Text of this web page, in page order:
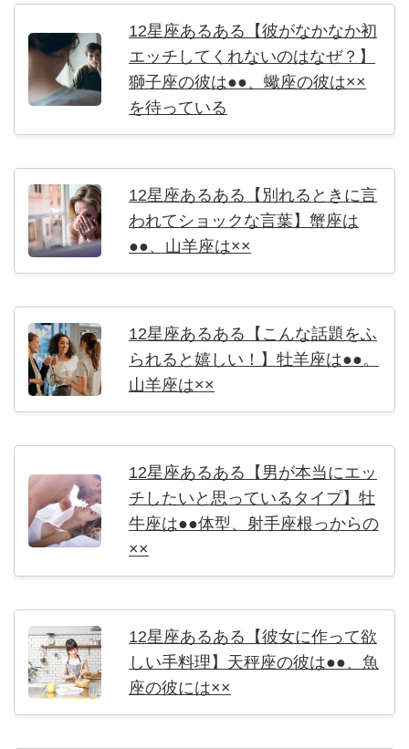
12星座あるある【彼がなかなか初
エッチしてくれないのはなぜ？】
獅子座の彼は●●、蠍座の彼は××
を待っている
12星座あるある【別れるときに言
われてショックな言葉】蟹座は
●●、山羊座は××
12星座あるある【こんな話題をふ
られると嬉しい！】牡羊座は●●。
山羊座は××
12星座あるある【男が本当にエッ
チしたいと思っているタイプ】牡
牛座は●●体型、射手座根っからの
××
12星座あるある【彼女に作って欲
しい手料理】天秤座の彼は●●、魚
座の彼には××